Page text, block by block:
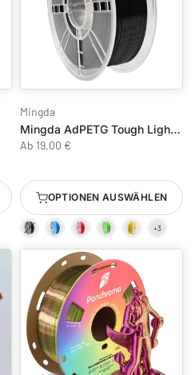
Mingda
Mingda AdPETG Tough Light-Blocking 1.75 mm
Ab 19,00 €
OPTIONEN AUSWÄHLEN